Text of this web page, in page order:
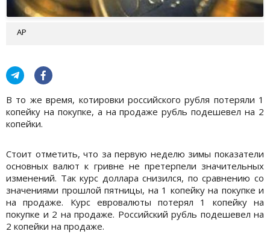
АР
В то же время, котировки российского рубля потеряли 1
копейку на покупке, а на продаже рубль подешевел на 2
копейки.
Стоит отметить, что за первую неделю зимы показатели
основных валют к гривне не претерпели значительных
изменений. Так курс доллара снизился, по сравнению со
значениями прошлой пятницы, на 1 копейку на покупке и
на продаже. Курс евровалюты потерял 1 копейку на
покупке и 2 на продаже. Российский рубль подешевел на
2 копейки на продаже.